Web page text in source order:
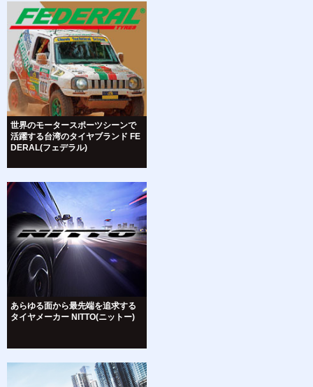
世界のモータースポーツシーンで
活躍する台湾のタイヤブランド FE
DERAL(フェデラル)
あらゆる面から最先端を追求する
タイヤメーカー NITTO(ニットー)